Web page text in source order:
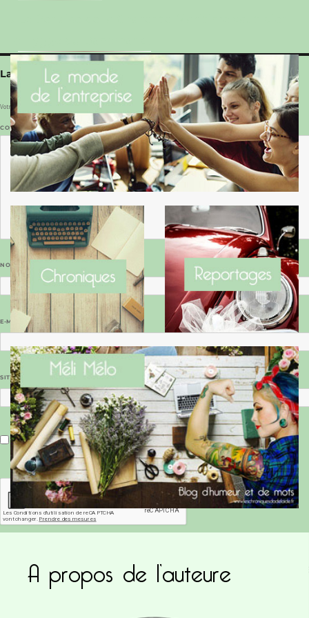
Laisser un commentaire
Votre adresse e-mail ne sera pas publiée. Les champs obligatoires sont indiqués avec*
COMMENTAIRE
NOM
E-MAIL
SITE WEB
Enregistrer mon nom, mon e-mail et mon site dans le navigateur pour mon prochain commentaire.
Ce site utilise Akismet pour réduire les
commentaires sont traitées
A propos de l’auteure